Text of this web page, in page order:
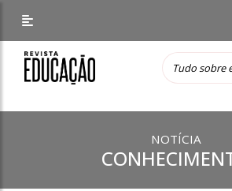
NOTÍCIA